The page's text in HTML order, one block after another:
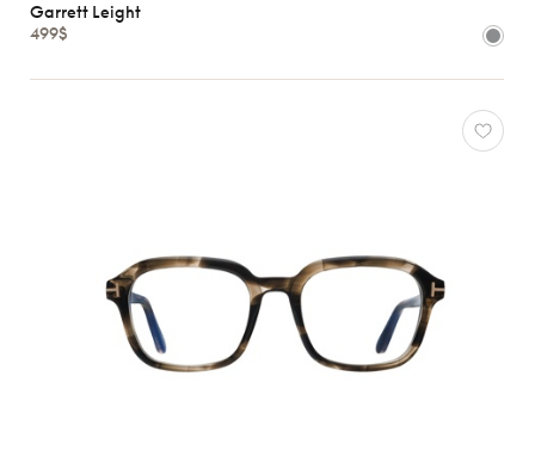
Garrett Leight
499$